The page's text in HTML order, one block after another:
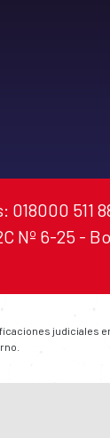
511
Nº 6-25 -
judiciales